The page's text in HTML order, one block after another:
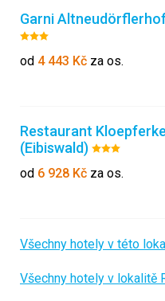
Garni
Hodnocení:
3/5
od 4 443 Kč za os.
Restaurant
(Eibiswald)Hodnocení:
3/5
od 6 928 Kč za os.
Všechny hotely v této
Všechny hotely v lokalitě